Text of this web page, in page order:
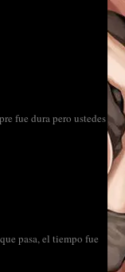
fue dura pero ustedes
pasa, el tiempo fue